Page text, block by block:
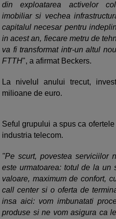
din exploatarea activelor
imobiliar si vechea
capitalul necesar pentru
in acest an, fiecare metru de
va fi transformat intr-un altul
FTTH", a afirmat Beckers.
La nivelul anului trecut,
milioane de euro.
Seful grupului a spus ca
industria telecom.
"Pe scurt, povestea serviciilor
este urmatoarea: totul de la un
valoare, maximum de confort,
call center si o oferta de
insa aici: vom imbunatati
produse si ne vom asigura ca